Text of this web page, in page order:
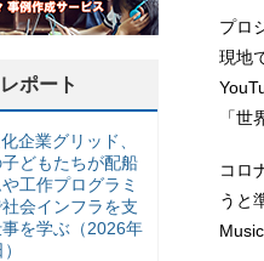
プロ
現地
「世
コロ
うと
ポート
企業グリッド、
どもたちが配船
工作プログラミ
会インフラを支
事を学ぶ（2026年